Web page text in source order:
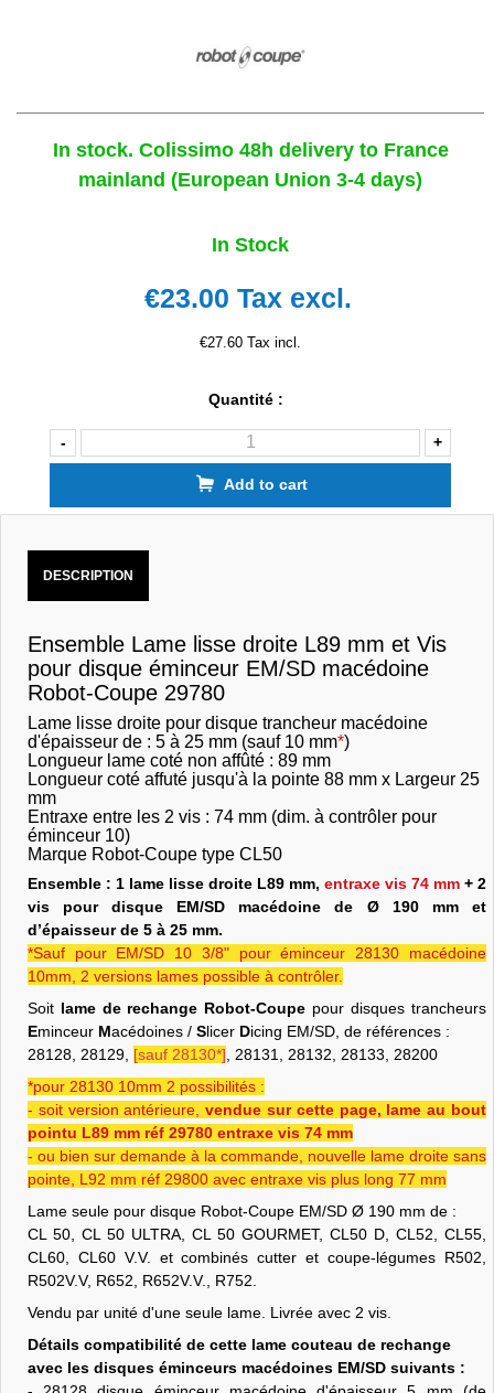
In stock. Colissimo 48h delivery to France
mainland (European Union 3-4 days)
In Stock
€23.00Tax excl.
€27.60 Tax incl.
Quantité :
- +
Add to cart
DESCRIPTION
Ensemble Lame lisse droite L89 mm et Vis
pour disque éminceur EM/SD macédoine
Robot-Coupe 29780
Lame lisse droite pour disque trancheur macédoine
d'épaisseur de : 5 à 25 mm (sauf 10 mm*)
Longueur lame coté non affûté : 89 mm
Longueur coté affuté jusqu'à la pointe 88 mm x Largeur 25
mm
Entraxe entre les 2 vis : 74 mm (dim. à contrôler pour
éminceur 10)
Marque Robot-Coupe type CL50
Ensemble : 1 lame lisse droite L89 mm, entraxe vis 74 mm+ 2
vis pour disque EM/SD macédoine de Ø 190 mm et
d’épaisseur de 5 à 25 mm.
*Sauf pour EM/SD 10 3/8" pour éminceur 28130 macédoine
10mm, 2 versions lames possible à contrôler.
Soit lame de rechange Robot-Coupe pour disques trancheurs
Eminceur Macédoines / Slicer Dicing EM/SD, de références :
28128, 28129, [sauf 28130*] , 28131, 28132, 28133, 28200
*pour 28130 10mm 2 possibilités :
- soit version antérieure, vendue sur cette page, lame au bout
pointu L89 mm réf 29780 entraxe vis 74 mm
- ou bien sur demande à la commande, nouvelle lame droite sans
pointe, L92 mm réf 29800 avec entraxe vis plus long 77 mm
Lame seule pour disque Robot-Coupe EM/SD Ø 190 mm de :
CL 50, CL 50 ULTRA, CL 50 GOURMET, CL50 D, CL52, CL55,
CL60, CL60 V.V. et combinés cutter et coupe-légumes R502,
R502V.V, R652, R652V.V., R752.
Vendu par unité d'une seule lame. Livrée avec 2 vis.
Détails compatibilité de cette lame couteau de rechange
avec les disques éminceurs macédoines EM/SD suivants :